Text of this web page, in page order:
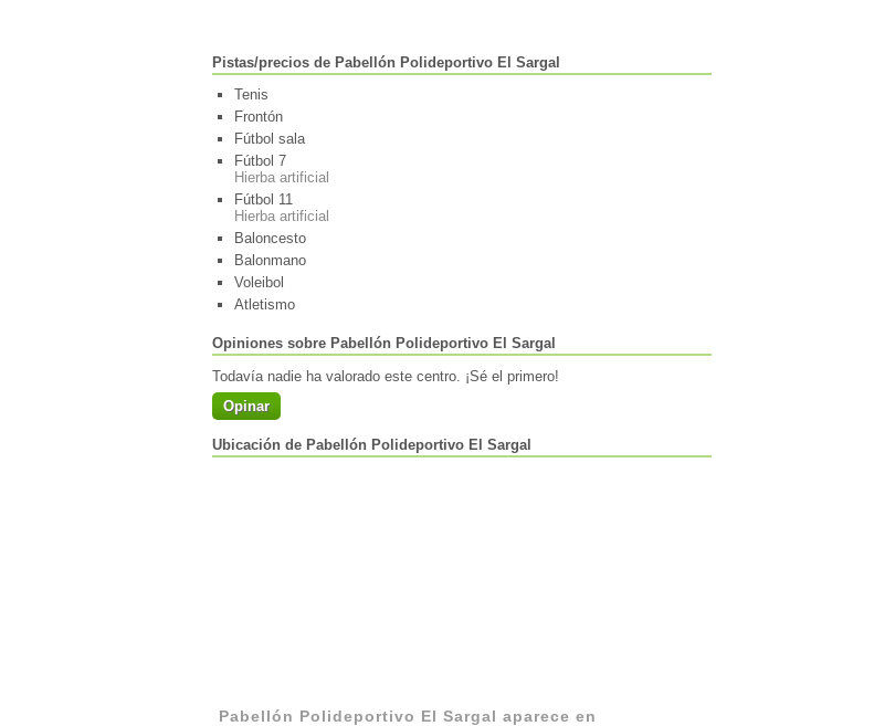
Pistas/precios de Pabellón Polideportivo El Sargal
Tenis
Frontón
Fútbol sala
Fútbol 7
Hierba artificial
Fútbol 11
Hierba artificial
Baloncesto
Balonmano
Voleibol
Atletismo
Opiniones sobre Pabellón Polideportivo El Sargal
Todavía nadie ha valorado este centro. ¡Sé el primero!
Opinar
Ubicación de Pabellón Polideportivo El Sargal
Pabellón Polideportivo El Sargal aparece en